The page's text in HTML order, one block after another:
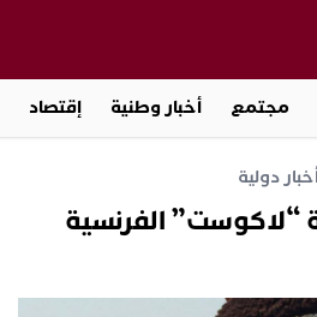
مجتمع أخبار وطنية إقتصاد
دولية
“لاكوست” الفرنسية